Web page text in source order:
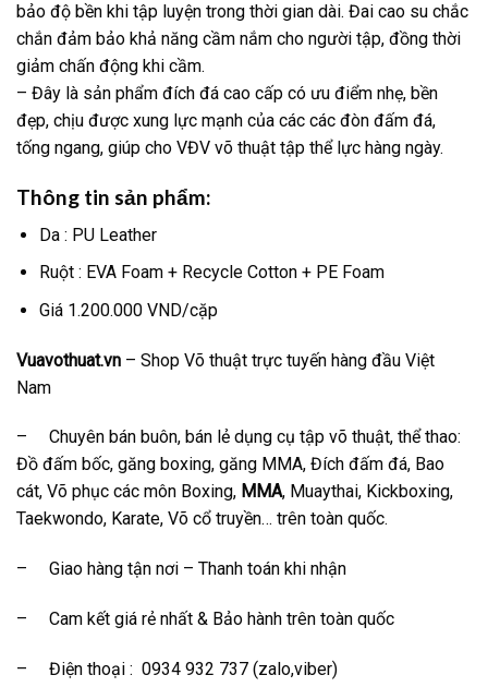
bảo độ bền khi tập luyện trong thời gian dài. Đai cao su chắc
chắn đảm bảo khả năng cầm nắm cho người tập, đồng thời
giảm chấn động khi cầm.
– Đây là sản phẩm đích đá cao cấp có ưu điểm nhẹ, bền
đẹp, chịu được xung lực mạnh của các các đòn đấm đá,
tống ngang, giúp cho VĐV võ thuật tập thể lực hàng ngày.
Thông tin sản phẩm:
Da : PU Leather
Ruột : EVA Foam + Recycle Cotton + PE Foam
Giá 1.200.000 VND/cặp
Vuavothuat.vn – Shop Võ thuật trực tuyến hàng đầu Việt
Nam
– Chuyên bán buôn, bán lẻ dụng cụ tập võ thuật, thể thao:
Đồ đấm bốc, găng boxing, găng MMA, Đích đấm đá, Bao
cát, Võ phục các môn Boxing, MMA, Muaythai, Kickboxing,
Taekwondo, Karate, Võ cổ truyền… trên toàn quốc.
– Giao hàng tận nơi – Thanh toán khi nhận
– Cam kết giá rẻ nhất & Bảo hành trên toàn quốc
– Điện thoại : 0934 932 737 (zalo,viber)